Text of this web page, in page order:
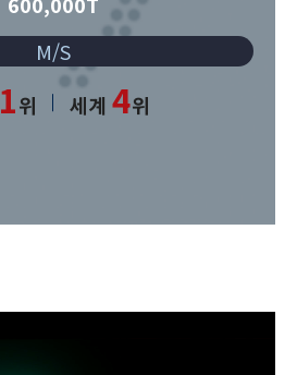
M/S
1위 세계 4위